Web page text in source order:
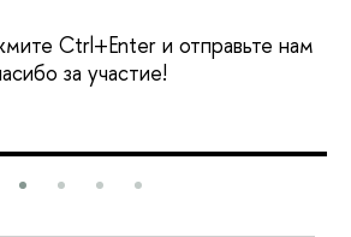
Ctrl+Enter и отправьте нам
за участие!